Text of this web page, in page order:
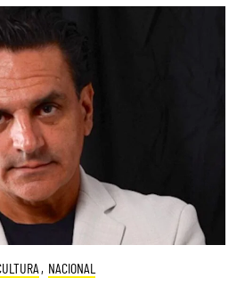
, NACIONAL